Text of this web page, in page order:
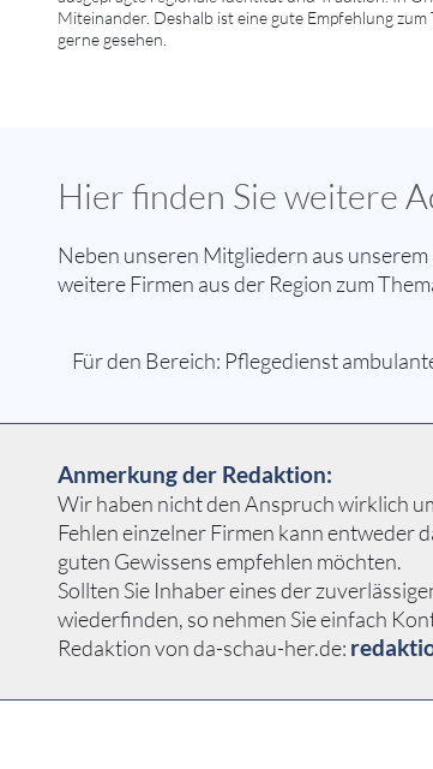
Miteinander. Deshalb ist eine gute Empfehlung zum
gerne gesehen.
Hier finden Sie weitere
Neben unseren Mitgliedern aus
weitere Firmen aus der Region zum
Für den Bereich: Pflegedienst
Anmerkung der Redaktion:
Wir haben nicht den Anspruch wirklich
Fehlen einzelner Firmen kann entweder
guten Gewissens empfehlen möchten.
Sollten Sie Inhaber eines der
wiederfinden, so nehmen Sie einfach
Redaktion von da-schau-her.de: